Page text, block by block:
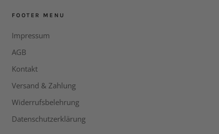
FOOTER MENU
Impressum
AGB
Kontakt
Versand & Zahlung
Widerrufsbelehrung
Datenschutzerklärung